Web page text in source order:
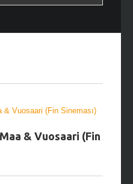
& Vuosaari (Fin